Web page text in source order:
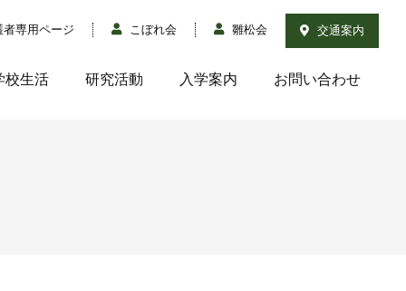
専用ページ こぼれ会 雛松会 交通案内
校生活 研究活動 入学案内 お問い合わせ